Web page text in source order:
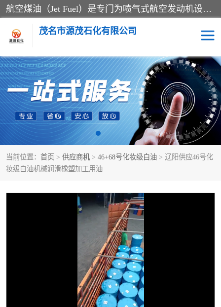
航空煤油（Jet Fuel）是专门为喷气式航空发动机设计的高纯度燃料，主要分为Jet A、Jet A-1和Jet B等类型。其特点是闪点高、低温流动性好，并添加了抗静电剂和抗氧化剂以确保飞行安全。航空煤油需
茂名市源茂石化有限公司
当前位置： 首页 > 供应商机 > 46+68号化妆级白油 > 辽阳供应46号化
妆级白油机械润滑橡塑加工用油
RP3航空煤油 D20+D30溶剂油
D40+D60溶剂油 D80+D100溶剂油
6号+120号溶剂油 260号溶剂油
异构烷烃 天然乳胶
26+32号化妆级白油 46+68号化妆级白油